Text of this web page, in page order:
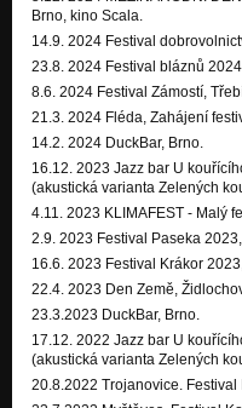
Brno, kino Scala.
14.9. 2024 Festival
23.8. 2024 Festival bláznů
8.6. 2024 Festival Zámostí,
21.3. 2024 Fléda, Zahájení
14.2. 2024 DuckBar, Brno.
16.12. 2023 Jazz bar U
(akustická varianta Zelených
4.11. 2023 KLIMAFEST - Malý
2.9. 2023 Festival Paseka
16.6. 2023 Festival Krákor
22.4. 2023 Den Země,
23.3.2023 DuckBar, Brno.
17.12. 2022 Jazz bar U
(akustická varianta Zelených
20.8.2022 Trojanovice. Festival